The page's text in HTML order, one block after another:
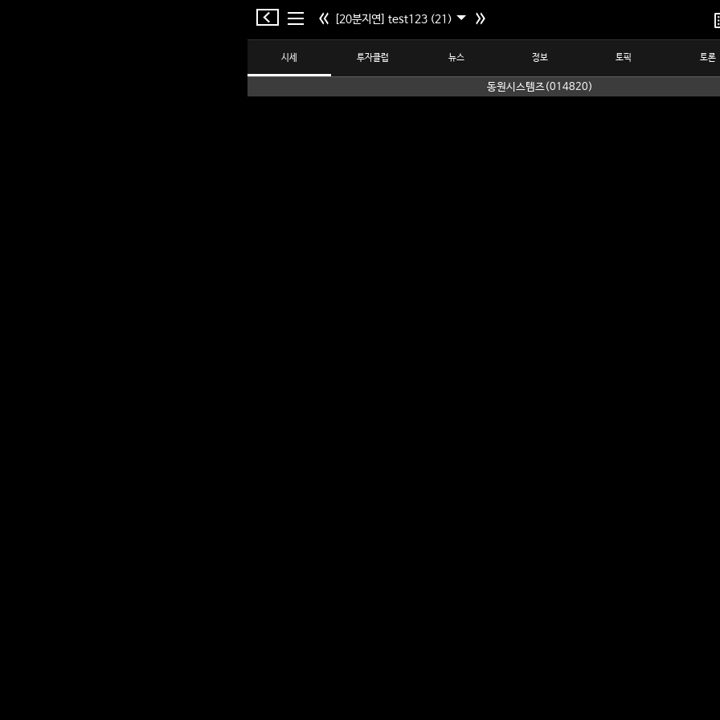
[20분지연] test123 (21)
시세 투자클럽 뉴스 정보 토픽 토론
동원시스템즈(014820)